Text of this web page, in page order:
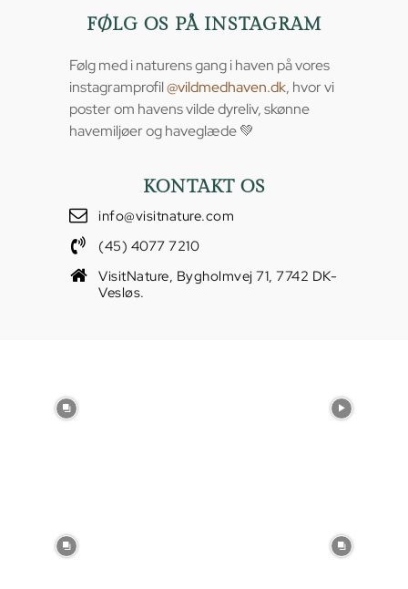
FØLG OS PÅ INSTAGRAM
Følg med i naturens gang i haven på vores
instagramprofil@vildmedhaven.dk, hvor vi
poster om havens vilde dyreliv, skønne
havemiljøer og haveglæde 💚
KONTAKT OS
info@visitnature.com
(45) 4077 7210
VisitNature, Bygholmvej 71, 7742 DK-
Vesløs.